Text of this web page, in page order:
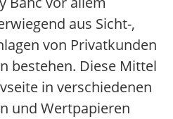
aus Sicht-,
von Privatkunden
bestehen. Diese Mittel
in verschiedenen
und Wertpapieren